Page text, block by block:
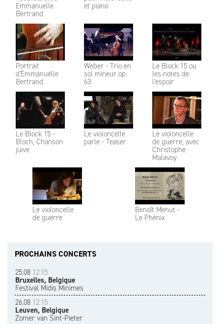
Emmanuelle
Bertrand
et piano
Portrait
d'Emmanuelle
Bertrand
Weber - Trio en
sol mineur op.
63
Le Block 15 ou
les notes de
l'espoir
Le Block 15 -
Bloch, Chanson
juive
Le violoncelle
parle - Teaser
Le violoncelle
de guerre, avec
Christophe
Malavoy
Le violoncelle
de guerre
Benoît Menut -
Le Phénix
PROCHAINS CONCERTS
25.08 12:15
Bruxelles, Belgique
Festival Midis Minimes
26.08 12:15
Leuven, Belgique
Zomer van Sint-Pieter